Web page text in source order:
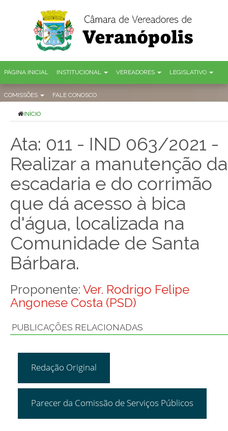
PÁGINA INICIAL INSTITUCIONAL VEREADORES LEGISLATIVO
COMISSÕES FALE CONOSCO
INÍCIO
Ata: 011 - IND 063/2021 -
Realizar a manutenção da
escadaria e do corrimão
que dá acesso à bica
d'água, localizada na
Comunidade de Santa
Bárbara.
Proponente: Ver. Rodrigo Felipe
Angonese Costa (PSD)
PUBLICAÇÕES RELACIONADAS
Redação Original
Parecer da Comissão de Serviços Públicos